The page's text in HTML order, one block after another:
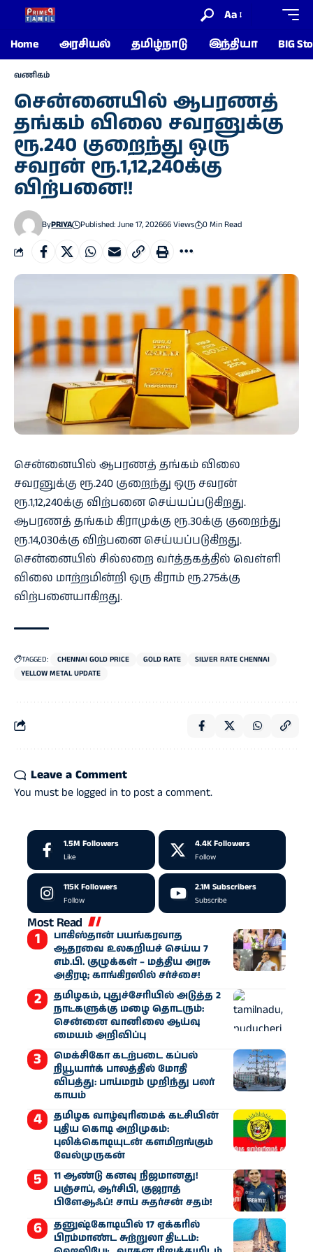
Aa
Home
அரசியல் தமிழ்நாடு இந்தியா BIG
வணிகம்
சென்னையில் ஆபரணத்
தங்கம் விலை சவரனுக்கு
ரூ.240 குறைந்து ஒரு
சவரன் ரூ.1,12,240க்கு
விற்பனை!!
ByPRIYA Published: June 17, 202666 Views 0 Min Read
சென்னையில் ஆபரணத் தங்கம் விலை
சவரனுக்கு ரூ.240 குறைந்து ஒரு சவரன்
ரூ.1,12,240க்கு விற்பனை செய்யப்படுகிறது.
ஆபரணத் தங்கம் கிராமுக்கு ரூ.30க்கு குறைந்து
ரூ.14,030க்கு விற்பனை செய்யப்படுகிறது.
சென்னையில் சில்லறை வர்த்தகத்தில் வெள்ளி
விலை மாற்றமின்றி ஒரு கிராம் ரூ.275க்கு
விற்பனையாகிறது.
TAGGED: CHENNAI GOLD PRICE GOLD RATE
SILVER RATE CHENNAI
YELLOW METAL UPDATE
Leave a Comment
You must be logged in to post a comment.
1.5M Followers
Like
4.4K Followers
Follow
115KFollowers
Follow
2.1M Subscribers
Subscribe
Most Read
பாகிஸ்தான் பயங்கரவாத
ஆதரவை உலகறியச் செய்ய 7
எம்.பி. குழுக்கள் – மத்திய அரசு
அதிரடி; காங்கிரஸில் சர்ச்சை!
தமிழகம், புதுச்சேரியில் அடுத்த 2
நாட்களுக்கு மழை தொடரும்:
சென்னை வானிலை ஆய்வு
மையம் அறிவிப்பு
மெக்சிகோ கடற்படை கப்பல்
நியூயார்க் பாலத்தில் மோதி
விபத்து: பாய்மரம் முறிந்து பலர்
காயம்
தமிழக வாழ்வுரிமைக் கட்சியின்
புதிய கொடி அறிமுகம்:
புலிக்கொடியுடன் களமிறங்கும்
வேல்முருகன்
11 ஆண்டு கனவு நிஜமானது!
பஞ்சாப், ஆர்சிபி, குஜராத்
பிளேஆஃப்! சாய் சுதர்சன் சதம்!
தனுஷ்கோடியில் 17 ஏக்கரில்
பிரம்மாண்ட சுற்றுலா திட்டம்: